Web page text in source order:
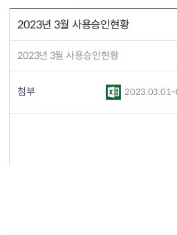
2023년 3월 사용승인현황
2023년 3월 사용승인현황
첨부